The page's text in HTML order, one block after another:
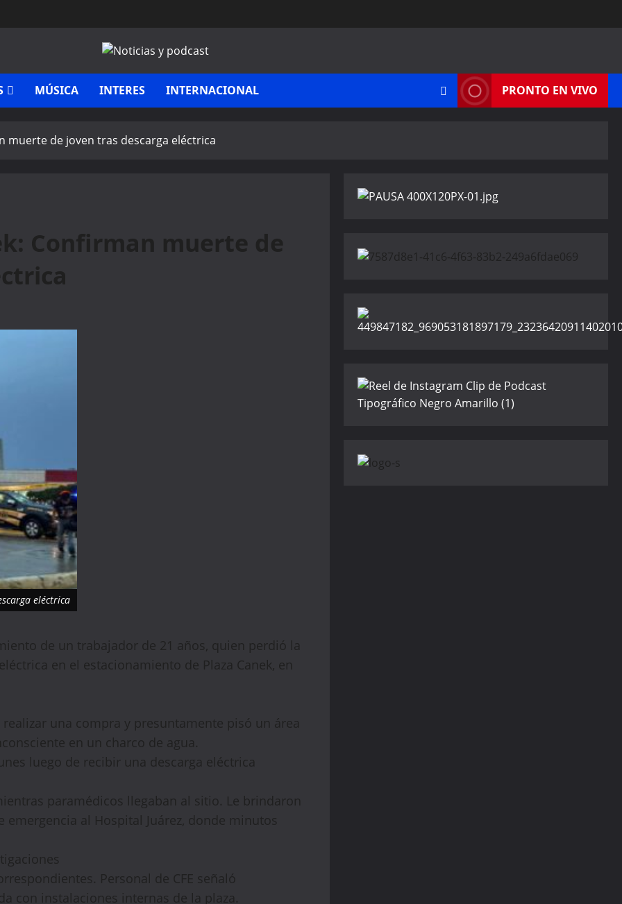
MÚSICA INTERES INTERNACIONAL PRONTO EN VIVO
muerte de joven tras descarga eléctrica
Confirman muerte de
eléctrica
de un trabajador de 21 años, quien perdió la
en el estacionamiento de Plaza Canek, en
una compra y presuntamente pisó un área
en un charco de agua.
luego de recibir una descarga eléctrica
paramédicos llegaban al sitio. Le brindaron
al Hospital Juárez, donde minutos
Personal de CFE señaló
con instalaciones internas de la plaza.
🔥 LIMITED TIME OFFER
Sign up today and get
reservation. No promo code needed — discount applies
automatically!